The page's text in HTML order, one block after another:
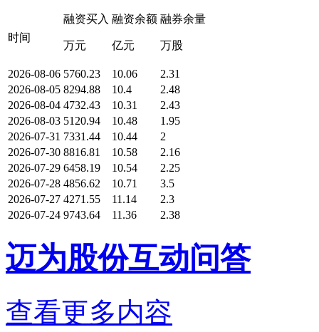
时间
融资买入
万元
融资余额
亿元
融券余量
万股
2026-08-06 5760.23 10.06
2.31
2026-08-05 8294.88 10.4
2.48
2026-08-04 4732.43 10.31
2.43
2026-08-03 5120.94 10.48
1.95
2026-07-31 7331.44 10.44
2
2026-07-30 8816.81 10.58
2.16
2026-07-29 6458.19 10.54
2.25
2026-07-28 4856.62 10.71
3.5
2026-07-27 4271.55 11.14
2.3
2026-07-24 9743.64 11.36 2.38
迈为股份互动问答
查看更多内容